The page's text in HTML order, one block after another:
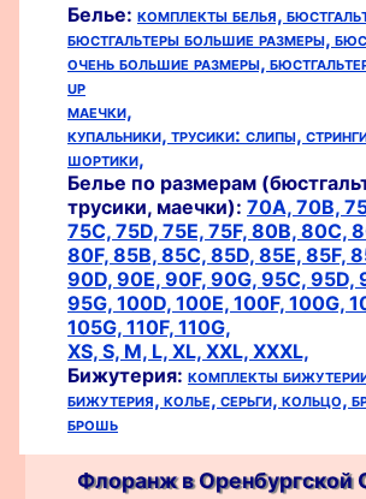
Белье: комплекты белья,
бюстгальтеры большие размеры,
очень большие размеры,
up
маечки,
купальники, трусики: слипы,
шортики,
Белье по размерам
трусики, маечки): 70A, 70B,
75C, 75D, 75E, 75F, 80B, 80C,
80F, 85B, 85C, 85D, 85E, 85F,
90D, 90E, 90F, 90G, 95C, 95D,
95G, 100D, 100E, 100F, 100G,
105G, 110F, 110G,
XS, S, M, L, XL, XXL, XXXL,
Бижутерия: комплекты
бижутерия, колье, серьги, кольцо,
брошь
Флоранж в Оренбургской